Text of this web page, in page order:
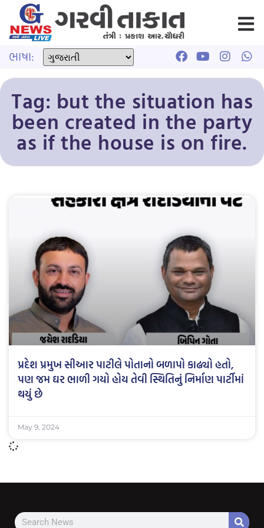
ભાષા:
Tag: but the situation has
been created in the party
as if the house is on fire.
પ્રદેશ પ્રમુખ સીઆર પાટીલે પોતાનો બળાપો કાઢ્યો હતો,
પણ જમ ઘર ભાળી ગયો હોય તેવી સ્થિતિનું નિર્માણ પાર્ટીમાં
થયું છે
May 9, 2024